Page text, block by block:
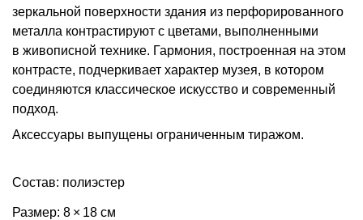
зеркальной поверхности здания из перфорированного
металла контрастируют с цветами, выполненными
в живописной технике. Гармония, построенная на этом
контрасте, подчеркивает характер музея, в котором
соединяются классическое искусство и современный
подход.
Аксессуары выпущены ограниченным тиражом.
Состав: полиэстер
Размер: 8 × 18 см